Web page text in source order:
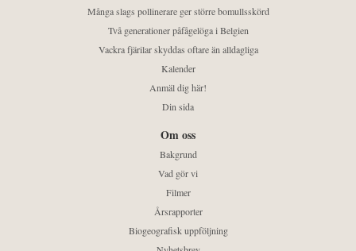
Många slags pollinerare ger större bomullsskörd
Två generationer påfågelöga i Belgien
Vackra fjärilar skyddas oftare än alldagliga
Kalender
Anmäl dig här!
Din sida
Om oss
Bakgrund
Vad gör vi
Filmer
Årsrapporter
Biogeografisk uppföljning